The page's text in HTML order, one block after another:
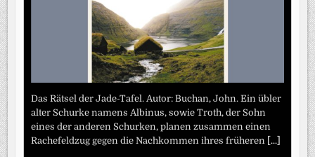
Das Rätsel der Jade-Tafel. Autor: Buchan, John. Ein übler
alter Schurke namens Albinus, sowie Troth, der Sohn
eines der anderen Schurken, planen zusammen einen
Rachefeldzug gegen die Nachkommen ihres früheren [...]